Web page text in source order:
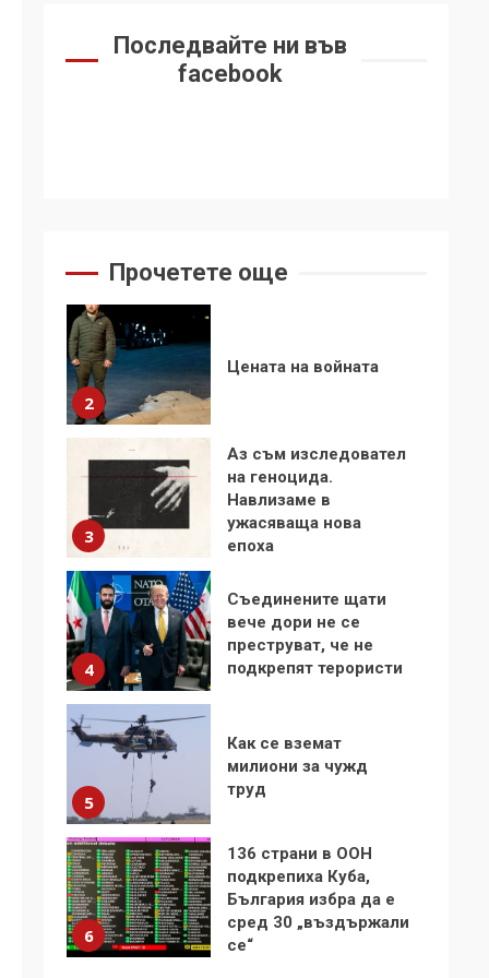
Последвайте ни във
facebook
Прочетете още
Удължаването на
1
стъпки от 1972 г.
2
Цената на войната
3
Аз съм изследовател
на геноцида.
Навлизаме в
ужасяваща нова
епоха
4
Съединените щати
вече дори не се
преструват, че не
подкрепят терористи
5
Как се вземат
милиони за чужд
труд
6
136 страни в ООН
подкрепиха Куба,
България избра да е
сред 30 „въздържали
се“